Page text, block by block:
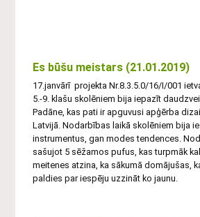
Es būšu meistars (21.01.2019)
17.janvārī projekta Nr.8.3.5.0/16/I/001
5.-9. klašu skolēniem bija iepazīt
Padāne, kas pati ir apguvusi apģērba
Latvijā. Nodarbības laikā skolēniem bija
instrumentus, gan modes tendences.
sašujot 5 sēžamos pufus, kas turpmāk
meitenes atzina, ka sākumā domājušas,
paldies par iespēju uzzināt ko jaunu.